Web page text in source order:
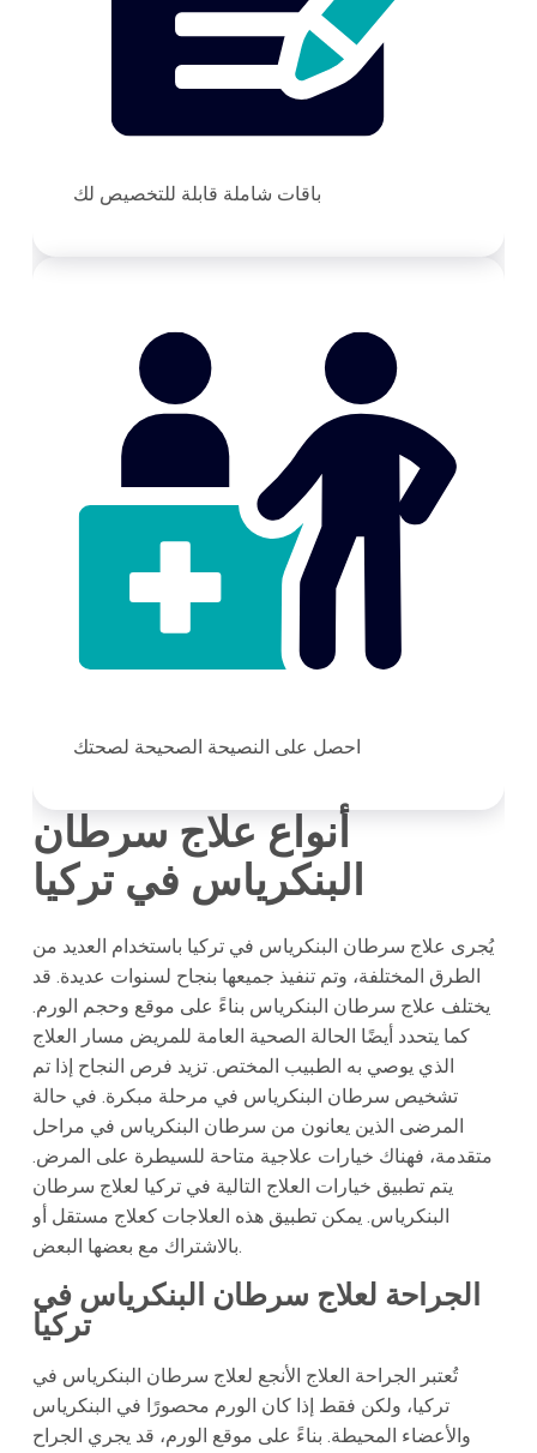
باقات شاملة قابلة للتخصيص لك
احصل على النصيحة الصحيحة لصحتك
أنواع علاج سرطان
البنكرياس في تركيا
يُجرى علاج سرطان البنكرياس في تركيا باستخدام العديد من
الطرق المختلفة، وتم تنفيذ جميعها بنجاح لسنوات عديدة. قد
يختلف علاج سرطان البنكرياس بناءً على موقع وحجم الورم.
كما يتحدد أيضًا الحالة الصحية العامة للمريض مسار العلاج
الذي يوصي به الطبيب المختص. تزيد فرص النجاح إذا تم
تشخيص سرطان البنكرياس في مرحلة مبكرة. في حالة
المرضى الذين يعانون من سرطان البنكرياس في مراحل
متقدمة، فهناك خيارات علاجية متاحة للسيطرة على المرض.
يتم تطبيق خيارات العلاج التالية في تركيا لعلاج سرطان
البنكرياس. يمكن تطبيق هذه العلاجات كعلاج مستقل أو
بالاشتراك مع بعضها البعض.
الجراحة لعلاج سرطان البنكرياس في
تركيا
تُعتبر الجراحة العلاج الأنجع لعلاج سرطان البنكرياس في
تركيا، ولكن فقط إذا كان الورم محصورًا في البنكرياس
والأعضاء المحيطة. بناءً على موقع الورم، قد يجري الجراح